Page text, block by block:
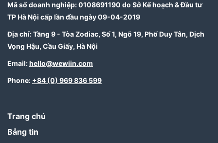
Mã số doanh nghiệp: 0108691190 do Sở Kế hoạch & Đầu tư
TP Hà Nội cấp lần đầu ngày 09-04-2019
Địa chỉ: Tầng 9 - Tòa Zodiac, Số 1, Ngõ 19, Phố Duy Tân, Dịch
Vọng Hậu, Cầu Giấy, Hà Nội
Email:hello@wewiin.com
Phone: +84 (0) 969 836 599
Trang chủ
Bảng tin